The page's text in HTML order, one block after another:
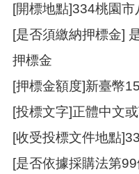
[開標地點]334桃園
[是否須繳納押標金]
押標金
[押標金額度]新臺幣
[投標文字]正體中文
[收受投標文件地點
[是否依據採購法第